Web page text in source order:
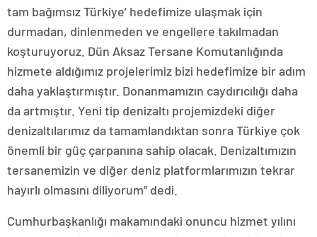
tam bağımsız Türkiye’ hedefimize ulaşmak için
durmadan, dinlenmeden ve engellere takılmadan
koşturuyoruz. Dün Aksaz Tersane Komutanlığında
hizmete aldığımız projelerimiz bizi hedefimize bir adım
daha yaklaştırmıştır. Donanmamızın caydırıcılığı daha
da artmıştır. Yeni tip denizaltı projemizdeki diğer
denizaltılarımız da tamamlandıktan sonra Türkiye çok
önemli bir güç çarpanına sahip olacak. Denizaltımızın
tersanemizin ve diğer deniz platformlarımızın tekrar
hayırlı olmasını diliyorum” dedi.
Cumhurbaşkanlığı makamındaki onuncu hizmet yılını